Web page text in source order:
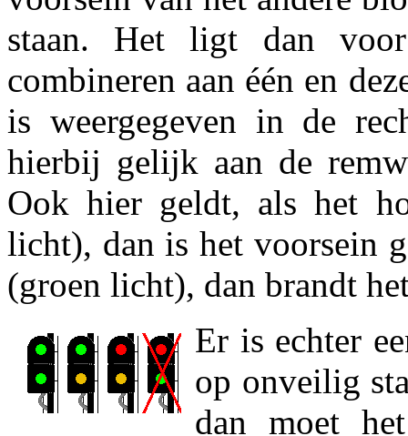
staan. Het ligt dan
combineren aan één en
is weergegeven in de
hierbij gelijk aan de
Ook hier geldt, als het
licht), dan is het voorsein
(groen licht), dan brandt
Er is echter
op onveilig
dan moet